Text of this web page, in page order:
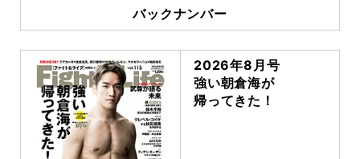
バックナンバー
2026年8月号
強い朝倉海が
帰ってきた！